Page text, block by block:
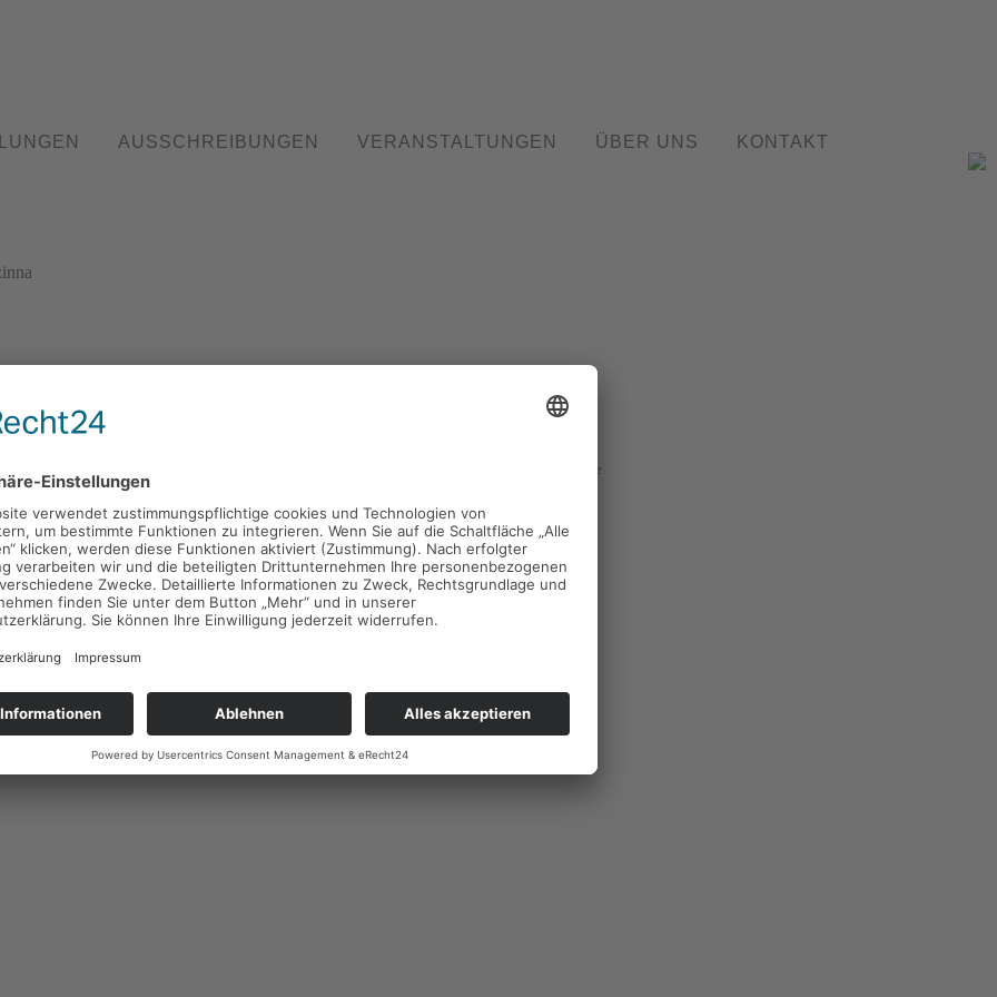
AUSSCHREIBUNGEN VERANSTALTUNGEN ÜBER UNS KONTAKT
e.V. / Burgstraße 85 / 53177 Bonn-Bad Godesberg /
info@kunstverein-bad-godesberg.de
Öffnungszeiten: Montag: 19-21 Uhr, Samstag und Sonntag: 15-18 Uhr
Impressum Datenschutzerklärung Cookie-Einstellungen